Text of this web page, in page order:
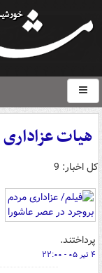
هیات عزاداری
کل اخبار: 9
پرداختند.
۴ تیر ۰۵ - ۲۲:۰۰